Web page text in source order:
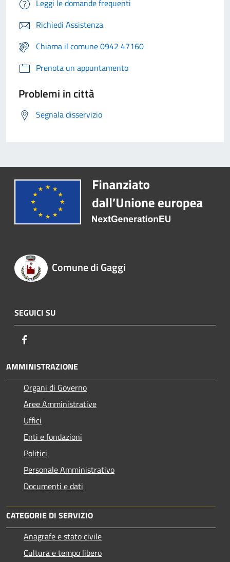
Leggi le domande frequenti
Richiedi Assistenza
Chiama il comune 0942 47160
Prenota un appuntamento
Problemi in città
Segnala disservizio
Comune di Gaggi
SEGUICI SU
AMMINISTRAZIONE
Organi di Governo
Aree Amministrative
Uffici
Enti e fondazioni
Politici
Personale Amministrativo
Documenti e dati
CATEGORIE DI SERVIZIO
Anagrafe e stato civile
Cultura e tempo libero